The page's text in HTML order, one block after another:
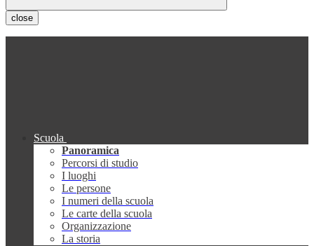
close
Scuola
Panoramica
Percorsi di studio
I luoghi
Le persone
I numeri della scuola
Le carte della scuola
Organizzazione
La storia